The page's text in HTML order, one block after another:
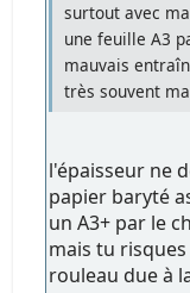
surtout avec
une feuille A3
mauvais
très souvent
l'épaisseur ne
papier baryté
un A3+ par le
mais tu
rouleau due à